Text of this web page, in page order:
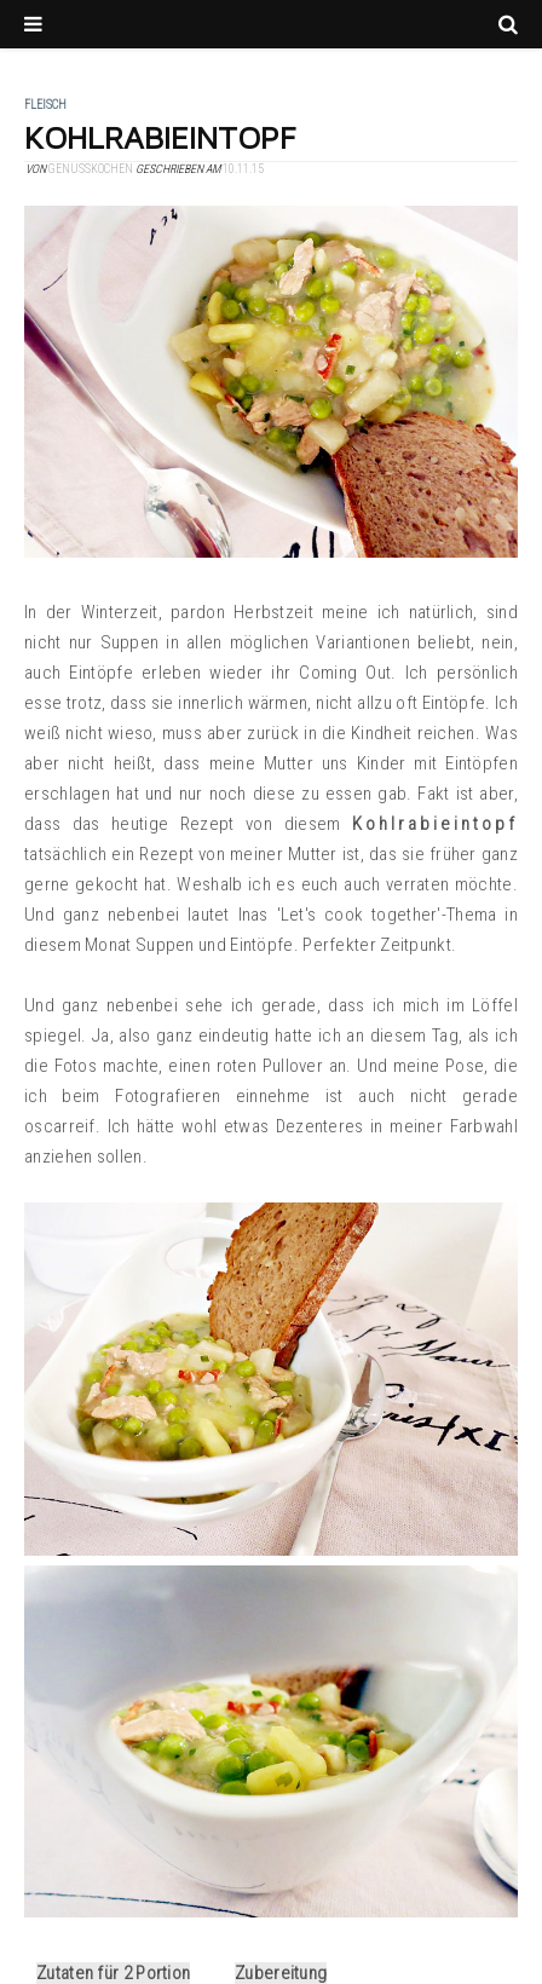
FLEISCH
KOHLRABIEINTOPF
VONGENUSSKOCHEN GESCHRIEBEN AM10.11.15
In der Winterzeit, pardon Herbstzeit meine ich natürlich, sind
nicht nur Suppen in allen möglichen Variantionen beliebt, nein,
auch Eintöpfe erleben wieder ihr Coming Out. Ich persönlich
esse trotz, dass sie innerlich wärmen, nicht allzu oft Eintöpfe. Ich
weiß nicht wieso, muss aber zurück in die Kindheit reichen. Was
aber nicht heißt, dass meine Mutter uns Kinder mit Eintöpfen
erschlagen hat und nur noch diese zu essen gab. Fakt ist aber,
dass das heutige Rezept von diesem
Kohlrabieintopf
tatsächlich ein Rezept von meiner Mutter ist, das sie früher ganz
gerne gekocht hat. Weshalb ich es euch auch verraten möchte.
Und ganz nebenbei lautet Inas 'Let's cook together'-Thema in
diesem Monat Suppen und Eintöpfe. Perfekter Zeitpunkt.
Und ganz nebenbei sehe ich gerade, dass ich mich im Löffel
spiegel. Ja, also ganz eindeutig hatte ich an diesem Tag, als ich
die Fotos machte, einen roten Pullover an. Und meine Pose, die
ich beim Fotografieren einnehme ist auch nicht gerade
oscarreif. Ich hätte wohl etwas Dezenteres in meiner Farbwahl
anziehen sollen.
Zutaten für 2 Portion Zubereitung